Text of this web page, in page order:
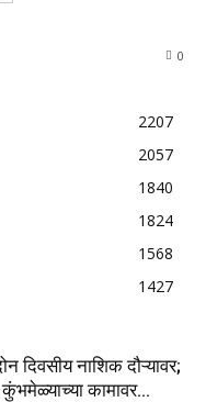
0
2207
2057
1840
1824
1568
1427
दिवसीय नाशिक दौऱ्यावर;
कामावर...